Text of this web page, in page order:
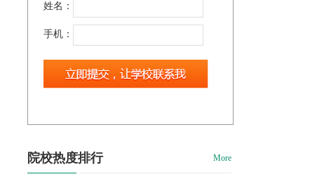
姓名：
手机：
院校热度排行 More